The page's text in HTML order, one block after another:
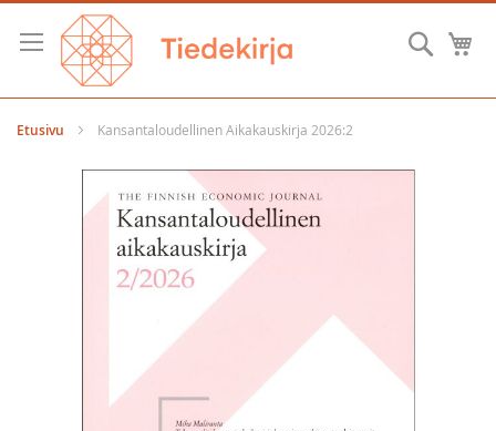
Skip
Content
Hae
Etusivu Kansantaloudellinen Aikakauskirja 2026:2